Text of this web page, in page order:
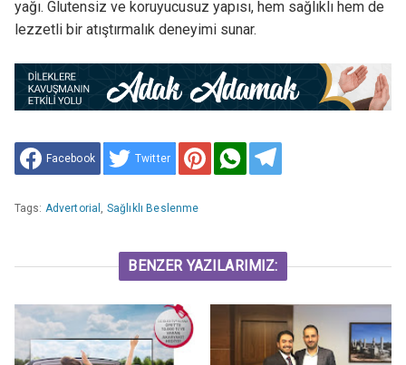
yağı. Glutensiz ve koruyucusuz yapısı, hem sağlıklı hem de
lezzetli bir atıştırmalık deneyimi sunar.
Facebook Twitter
Tags: Advertorial , Sağlıklı Beslenme
BENZER YAZILARIMIZ: